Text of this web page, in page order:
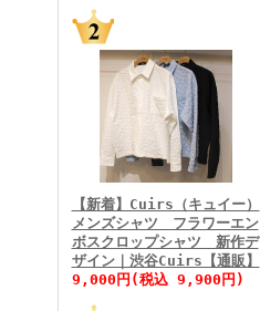
FINEBOYS2026年5月号
FINEBOYS2026年4月号
【新着】Cuirs（キュイー）
メンズシャツ フラワーエン
ボスクロップシャツ 新作デ
ザイン｜渋谷Cuirs【通販】
9,000円(税込 9,900円)